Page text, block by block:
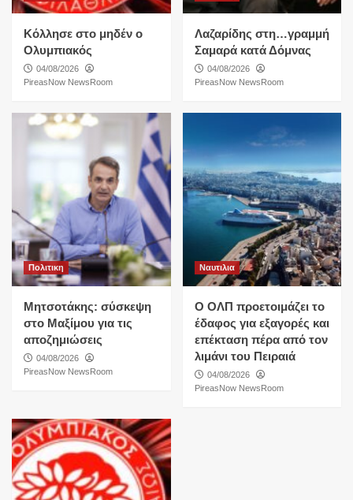
Κόλλησε στο μηδέν ο
Ολυμπιακός
04/08/2026
PireasNow NewsRoom
Λαζαρίδης στη…γραμμή
Σαμαρά κατά Δόμνας
04/08/2026
PireasNow NewsRoom
Πολιτικη
Μητσοτάκης: σύσκεψη
στο Μαξίμου για τις
αποζημιώσεις
04/08/2026
PireasNow NewsRoom
Ναυτιλια
O ΟΛΠ προετοιμάζει το
έδαφος για εξαγορές και
επέκταση πέρα από τον
λιμάνι του Πειραιά
04/08/2026
PireasNow NewsRoom